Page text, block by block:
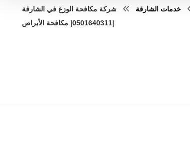
خدمات الشارقة
شركة مكافحة الوزغ في الشارقة
|0501640311| مكافحة الأبراص